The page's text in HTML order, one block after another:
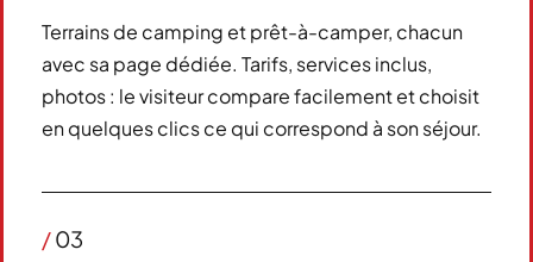
Terrains de camping et prêt-à-camper, chacun
avec sa page dédiée. Tarifs, services inclus,
photos : le visiteur compare facilement et choisit
en quelques clics ce qui correspond à son séjour.
/03